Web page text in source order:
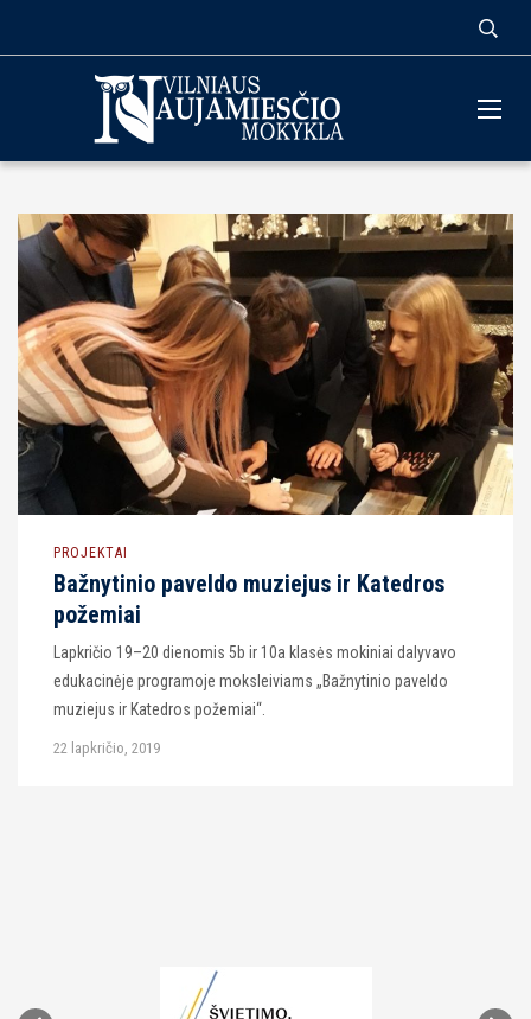
PROJEKTAI
Bažnytinio paveldo muziejus ir Katedros
požemiai
Lapkričio 19–20 dienomis 5b ir 10a klasės mokiniai dalyvavo
edukacinėje programoje moksleiviams „Bažnytinio paveldo
muziejus ir Katedros požemiai“.
22 lapkričio, 2019